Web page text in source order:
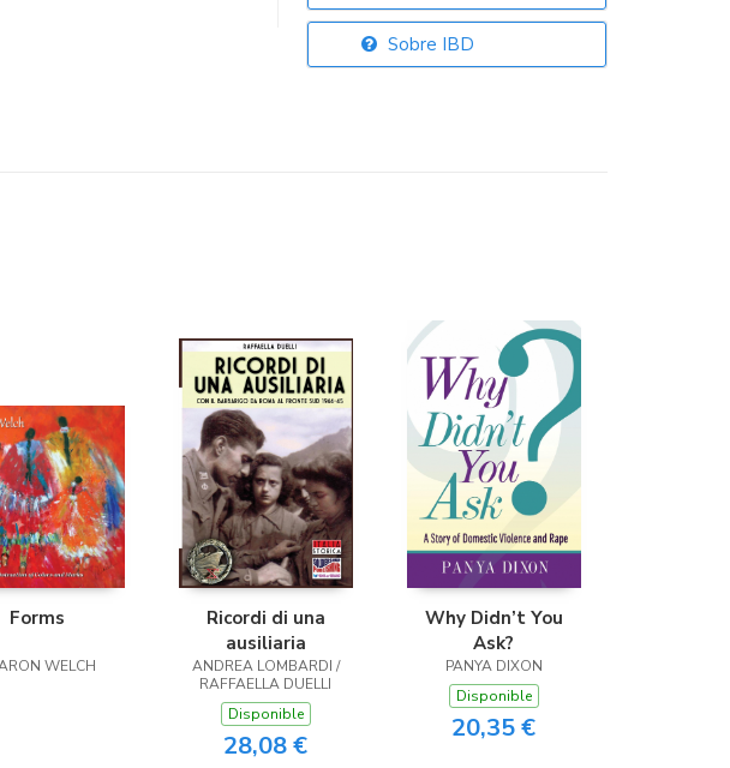
Librería Elías
(Asturias)
Librería Proteo
Sobre IBD
Forms
WELCH
Ricordi di una
ausiliaria
ANDREA LOMBARDI /
RAFFAELLA DUELLI
Disponible
28,08 €
Why Didn’t You
Ask?
PANYA DIXON
Disponible
20,35 €